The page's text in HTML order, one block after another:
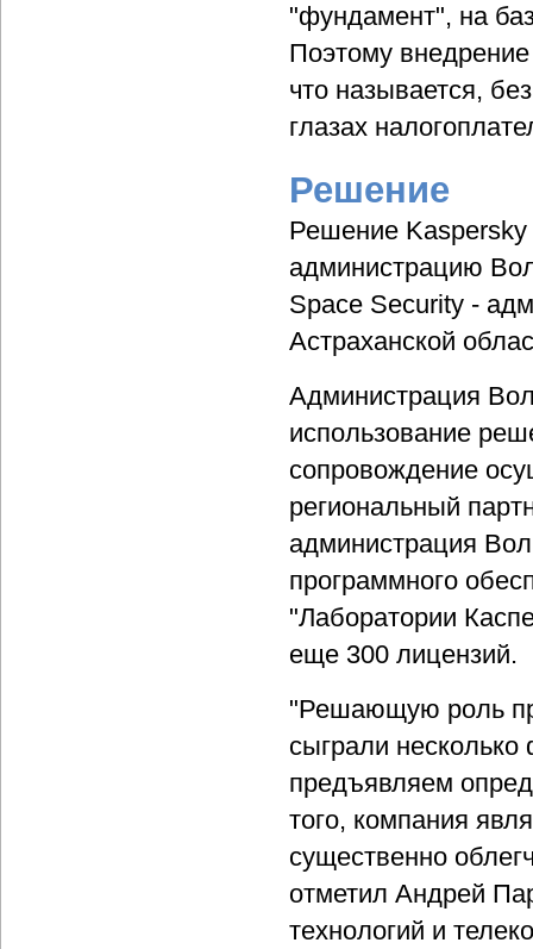
"фундамент", на
Поэтому
что называется,
глазах
Решение
Решение Kaspersky
администрацию
Space Security -
Астраханской
Администрация
использование
сопровождение
региональный
администрация
программного
"Лаборатории
еще 300 лицензий.
"Решающую роль
сыграли несколько
предъявляем
того, компания
существенно
отметил Андрей
технологий и